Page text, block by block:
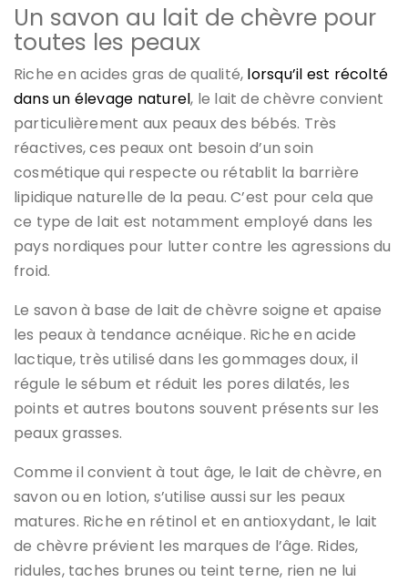
Un savon au lait de chèvre pour
toutes les peaux
Riche en acides gras de qualité, lorsqu’il est récolté
dans un élevage naturel, le lait de chèvre convient
particulièrement aux peaux des bébés. Très
réactives, ces peaux ont besoin d’un soin
cosmétique qui respecte ou rétablit la barrière
lipidique naturelle de la peau. C’est pour cela que
ce type de lait est notamment employé dans les
pays nordiques pour lutter contre les agressions du
froid.
Le savon à base de lait de chèvre soigne et apaise
les peaux à tendance acnéique. Riche en acide
lactique, très utilisé dans les gommages doux, il
régule le sébum et réduit les pores dilatés, les
points et autres boutons souvent présents sur les
peaux grasses.
Comme il convient à tout âge, le lait de chèvre, en
savon ou en lotion, s’utilise aussi sur les peaux
matures. Riche en rétinol et en antioxydant, le lait
de chèvre prévient les marques de l’âge. Rides,
ridules, taches brunes ou teint terne, rien ne lui